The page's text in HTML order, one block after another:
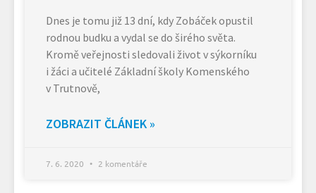
Dnes je tomu již 13 dní, kdy Zobáček opustil
rodnou budku a vydal se do širého světa.
Kromě veřejnosti sledovali život v sýkorníku
i žáci a učitelé Základní školy Komenského
v Trutnově,
ZOBRAZIT ČLÁNEK »
7. 6. 2020 2 komentáře